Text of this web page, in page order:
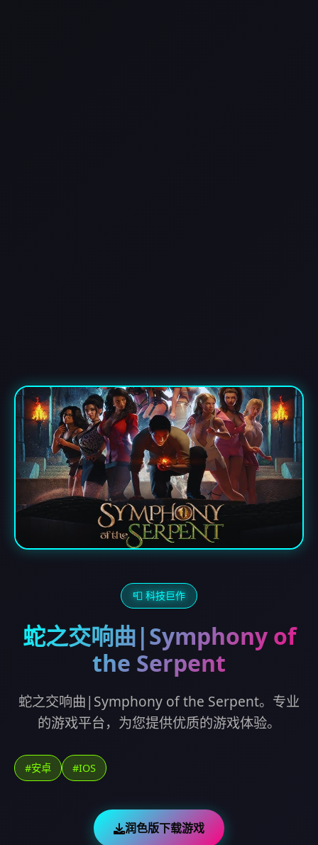
📮 科技巨作
蛇之交响曲|Symphony of
the Serpent
蛇之交响曲|Symphony of the Serpent。专业
的游戏平台，为您提供优质的游戏体验。
#安卓 #IOS
润色版下载游戏